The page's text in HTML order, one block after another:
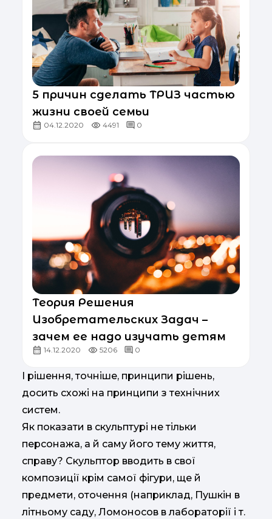
5 причин сделать ТРИЗ частью
жизни своей семьи
04.12.2020 4491 0
Теория Решения
Изобретательских Задач –
зачем ее надо изучать детям
14.12.2020 5206 0
І рішення, точніше, принципи рішень,
досить схожі на принципи з технічних
систем.
Як показати в скульптурі не тільки
персонажа, а й саму його тему життя,
справу? Скульптор вводить в свої
композиції крім самої фігури, ще й
предмети, оточення (наприклад, Пушкін в
літньому саду, Ломоносов в лабораторії і т.